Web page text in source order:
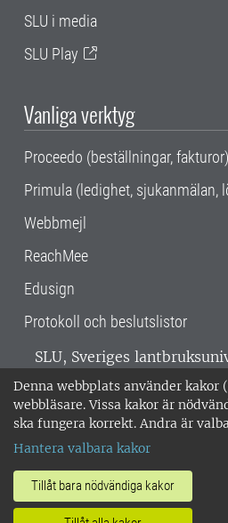
Denna webbplats använder kakor
webbläsare. Vissa kakor är
ska fungera korrekt. Andra är
Hantera valbara kakor
Tillåt bara nödvändiga kakor
SLU i media
SLU Play
Vanliga verktyg
Proceedo (beställningar, fakturor)
Primula (ledighet, sjukanmälan,
Webbmejl
ReachMee
Edusign
Protokoll och beslutslistor
SLU, Sveriges
verksamhet över hela
Alnarp, Uppsala och Umeå.
miljöcertifierat enligt ISO
018-67 10 00 • Org nr:
Om SLU:s webbplatser
•Hantera kakor•